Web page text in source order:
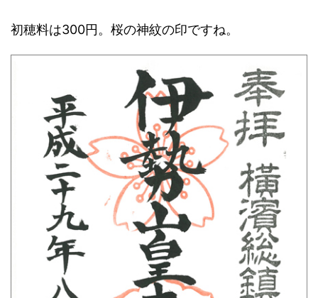
初穂料は300円。桜の神紋の印ですね。